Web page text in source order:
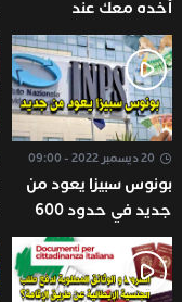
أخده معك عند
مغادرتك لبلد الإقامة /
إيطاليا فرنسا بلجيكا
إسبانيا هولندا ألمانيا
وكل دول الإتحاد
الأوروبي
20 ديسمبر 2022 - 09:00
بونوس سبيزا يعود من
جديد في حدود 600
أورو / طريقة الإستفاذة
ومن له الحق بهذه
الإعانة بإيطاليا